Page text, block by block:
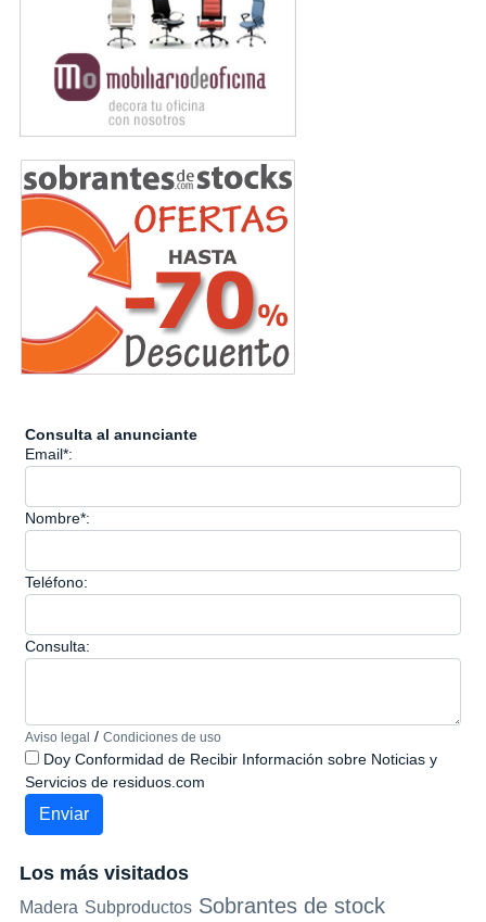
Consulta al anunciante
Email*:
Nombre*:
Teléfono:
Consulta:
Aviso legal / Condiciones de uso
Doy Conformidad de Recibir Información sobre Noticias y
Servicios de residuos.com
Los más visitados
Madera Subproductos Sobrantes de stock